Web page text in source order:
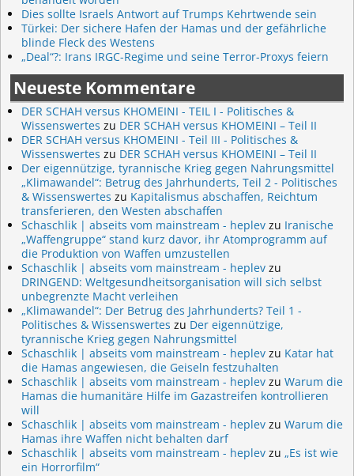
Dies sollte Israels Antwort auf Trumps Kehrtwende sein
Türkei: Der sichere Hafen der Hamas und der gefährliche
blinde Fleck des Westens
„Deal“?: Irans IRGC-Regime und seine Terror-Proxys feiern
Neueste Kommentare
DER SCHAH versus KHOMEINI - TEIL I - Politisches &
Wissenswertes zu DER SCHAH versus KHOMEINI – Teil II
DER SCHAH versus KHOMEINI - Teil III - Politisches &
Wissenswertes zu DER SCHAH versus KHOMEINI – Teil II
Der eigennützige, tyrannische Krieg gegen Nahrungsmittel
„Klimawandel“: Betrug des Jahrhunderts, Teil 2 - Politisches
& Wissenswertes zu Kapitalismus abschaffen, Reichtum
transferieren, den Westen abschaffen
Schaschlik | abseits vom mainstream - heplev zu Iranische
„Waffengruppe“ stand kurz davor, ihr Atomprogramm auf
die Produktion von Waffen umzustellen
Schaschlik | abseits vom mainstream - heplev zu
DRINGEND: Weltgesundheitsorganisation will sich selbst
unbegrenzte Macht verleihen
„Klimawandel“: Der Betrug des Jahrhunderts? Teil 1 -
Politisches & Wissenswertes zu Der eigennützige,
tyrannische Krieg gegen Nahrungsmittel
Schaschlik | abseits vom mainstream - heplev zu Katar hat
die Hamas angewiesen, die Geiseln festzuhalten
Schaschlik | abseits vom mainstream - heplev zu Warum die
Hamas die humanitäre Hilfe im Gazastreifen kontrollieren
will
Schaschlik | abseits vom mainstream - heplev zu Warum die
Hamas ihre Waffen nicht behalten darf
Schaschlik | abseits vom mainstream - heplev zu „Es ist wie
ein Horrorfilm“